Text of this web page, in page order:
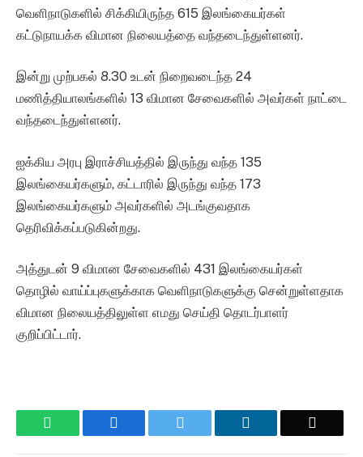
வெளிநாடுகளில் சிக்கியிருந்த 615 இலங்கையர்கள்
கட்டுநாயக்க விமான நிலையத்தை வந்தடைந்துள்ளனர்.
இன்று முற்பகல் 8.30 உடன் நிறைவடைந்த 24
மணித்தியாலங்களில் 13 விமான சேவைகளில் அவர்கள் நாட்டை
வந்தடைந்துள்ளனர்.
ஐக்கிய அரபு இராச்சியத்தில் இருந்து வந்த 135
இலங்கையர்களும், கட்டாரில் இருந்து வந்த 173
இலங்கையர்களும் அவர்களில் அடங்குவதாக
தெரிவிக்கப்படுகின்றது.
அத்துடன் 9 விமான சேவைகளில் 431 இலங்கையர்கள்
தொழில் வாய்ப்புகளுக்காக வெளிநாடுகளுக்கு சென்றுள்ளதாக
விமான நிலையத்திலுள்ள எமது செய்தி தொடர்பாளர்
குறிப்பிட்டார்.
WhatsApp